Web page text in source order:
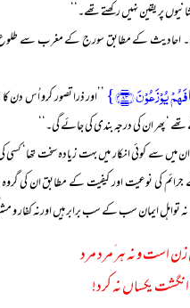
پر یقین نہیں رکھتے تھے۔‘‘
احادیث کے مطابق سورج کے مغرب سے طلوع
﴿۸۳﴾}
’’اور ذرا تصور کرو اُس
‘ پھر ان کی درجہ بندی کی جائے گی۔‘‘
انکار میں بہت زیادہ سخت تھا‘ کسی کی
کی نوعیت اور کیفیت کے مطابق ان کی
تواہل ایمان سب کے سب برابر ہیں اورنہ کفار
است و نہ ہر َمرد مرد
انگشت یکساں نہ کرد!